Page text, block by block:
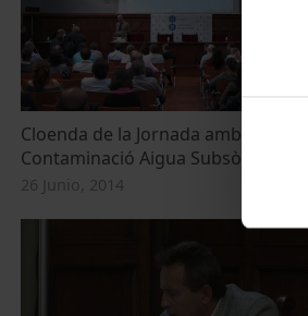
Cloenda de la Jornada ambiental
Contaminació Aigua Subsòl
26 Junio, 2014